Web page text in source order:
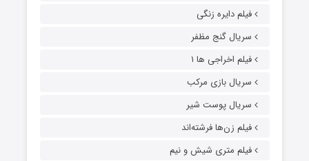
فیلم دایره زنگی
سریال گنج مظفر
فیلم اخراجی ها ۱
سریال بازی مرکب
سریال پوست شیر
فیلم زن‌ها فرشته‌اند
فیلم متری شیش و نیم